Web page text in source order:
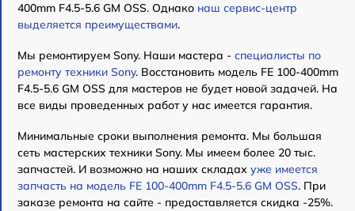
400mm F4.5-5.6 GM OSS. Однако наш сервис-центр
выделяется преимуществами.
Мы ремонтируем Sony. Наши мастера - специалисты по
ремонту техники Sony. Восстановить модель FE 100-400mm
F4.5-5.6 GM OSS для мастеров не будет новой задачей. На
все виды проведенных работ у нас имеется гарантия.
Минимальные сроки выполнения ремонта. Мы большая
сеть мастерских техники Sony. Мы имеем более 20 тыс.
запчастей. И возможно на наших складах уже имеется
запчасть на модель FE 100-400mm F4.5-5.6 GM OSS. При
заказе ремонта на сайте - предоставляется скидка -25%.